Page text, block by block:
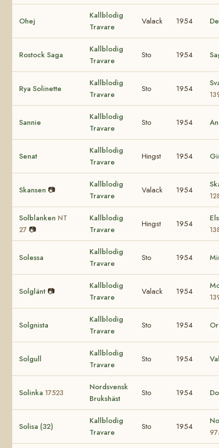
Ohej
Kallblodig
Travare
Valack 1954
Rostock Saga
Kallblodig
Travare
Sto 1954
Rya Solinette
Kallblodig
Travare
Sto 1954
Sannie
Kallblodig
Travare
Sto 1954
Senat
Kallblodig
Travare
Hingst 1954
Skansen 📷
Kallblodig
Travare
Valack 1954
Solblanken NT
27 📷
Kallblodig
Travare
Hingst 1954
Solessa
Kallblodig
Travare
Sto 1954
Solglänt 📷
Kallblodig
Travare
Valack 1954
Solgnista
Kallblodig
Travare
Sto 1954
Solgull
Kallblodig
Travare
Sto 1954
Solinka 17523
Nordsvensk
Brukshäst
Sto 1954
Solisa (32)
Kallblodig
Travare
Sto 1954